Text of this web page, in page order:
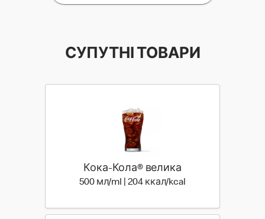
СУПУТНІ ТОВАРИ
Кока-Кола® велика
500 мл/ml | 204 ккал/kcal